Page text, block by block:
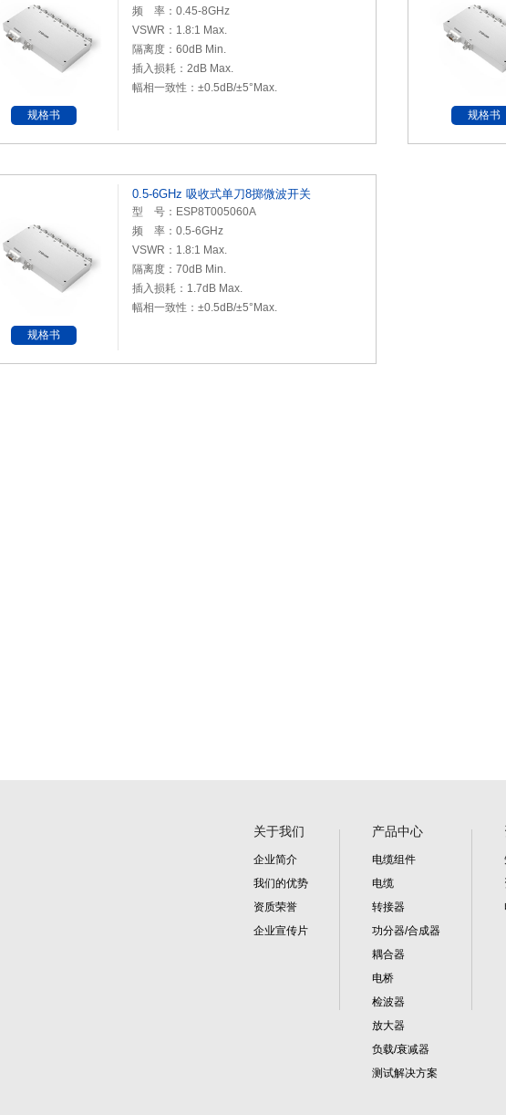
规格书
频 率：0.45-8GHz
VSWR：1.8:1 Max.
隔离度：60dB Min.
插入损耗：2dB Max.
幅相一致性：±0.5dB/±5°Max.
规格书
规格书
0.5-6GHz 吸收式单刀8掷微波开关
型 号：ESP8T005060A
频 率：0.5-6GHz
VSWR：1.8:1 Max.
隔离度：70dB Min.
插入损耗：1.7dB Max.
幅相一致性：±0.5dB/±5°Max.
关于我们
企业简介
我们的优势
资质荣誉
企业宣传片
产品中心
电缆组件
电缆
转接器
功分器/合成器
耦合器
电桥
检波器
放大器
负载/衰减器
测试解决方案